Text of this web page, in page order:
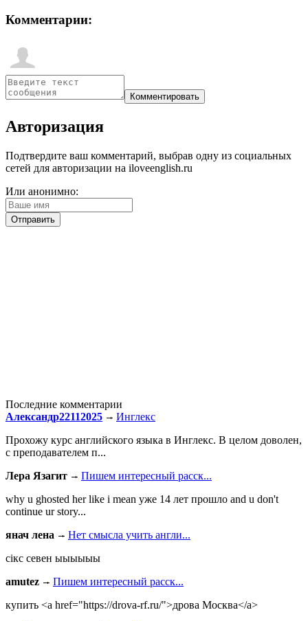
Комментарии:
Авторизация
Подтвердите ваш комментарий, выбрав одну из социальных
сетей для авторизации на iloveenglish.ru
Или анонимно:
Последние комментарии
Александр22112025
Инглекс
Прохожу курс английского языка в Инглекс. В целом доволен,
с преподавателем п...
Лера Язагит
Пишем интересный расск...
why u ghosted her like i mean уже 14 лет прошло and u don't
continue ur story...
янач лена
Нет смысла учить англи...
сiкс севен ыыыыыы
amutez
Пишем интересный расск...
купить <a href="https://drova-rf.ru/">дрова Москва</a>